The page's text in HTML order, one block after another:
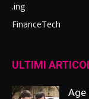
.ing
FinanceTech
ULTIMI
Age